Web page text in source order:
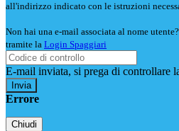
all'indirizzo indicato con le istruzioni
Non hai una e-mail associata al nome
tramite la Login Spaggiari
E-mail inviata, si prega di controllare
Errore
Chiudi